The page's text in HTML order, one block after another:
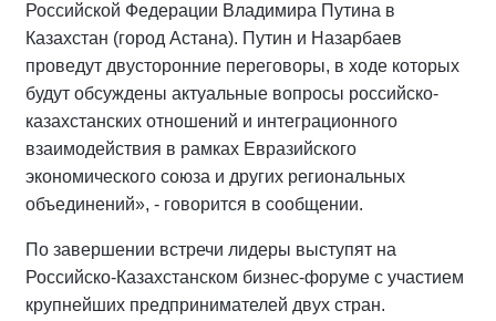
Российской Федерации Владимира Путина в
Казахстан (город Астана). Путин и Назарбаев
проведут двусторонние переговоры, в ходе которых
будут обсуждены актуальные вопросы российско-
казахстанских отношений и интеграционного
взаимодействия в рамках Евразийского
экономического союза и других региональных
объединений», - говорится в сообщении.
По завершении встречи лидеры выступят на
Российско-Казахстанском бизнес-форуме с участием
крупнейших предпринимателей двух стран.